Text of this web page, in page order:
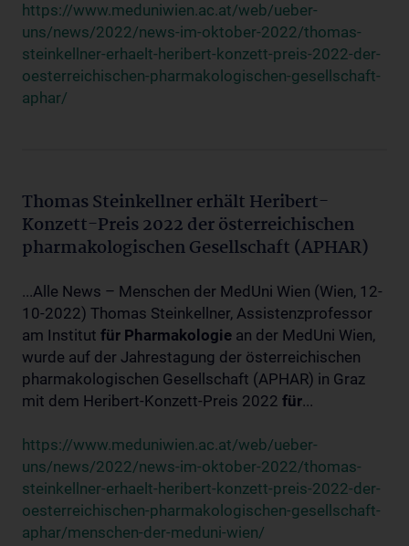
https://www.meduniwien.ac.at/web/ueber-
uns/news/2022/news-im-oktober-2022/thomas-
steinkellner-erhaelt-heribert-konzett-preis-2022-der-
oesterreichischen-pharmakologischen-gesellschaft-
aphar/
Thomas Steinkellner erhält Heribert-
Konzett-Preis 2022 der österreichischen
pharmakologischen Gesellschaft (APHAR)
...Alle News – Menschen der MedUni Wien (Wien, 12-
10-2022) Thomas Steinkellner, Assistenzprofessor
am Institut für Pharmakologie an der MedUni Wien,
wurde auf der Jahrestagung der österreichischen
pharmakologischen Gesellschaft (APHAR) in Graz
mit dem Heribert-Konzett-Preis 2022 für...
https://www.meduniwien.ac.at/web/ueber-
uns/news/2022/news-im-oktober-2022/thomas-
steinkellner-erhaelt-heribert-konzett-preis-2022-der-
oesterreichischen-pharmakologischen-gesellschaft-
aphar/menschen-der-meduni-wien/